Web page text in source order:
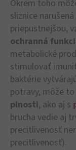
Okrem toho
sliznice
priepustnejšou,
ochranná
metabolické
stimulovať
baktérie
potravy, môže
plnosti, ako aj s
brucha vedie aj
precitlivenosť
precitlivenosť).